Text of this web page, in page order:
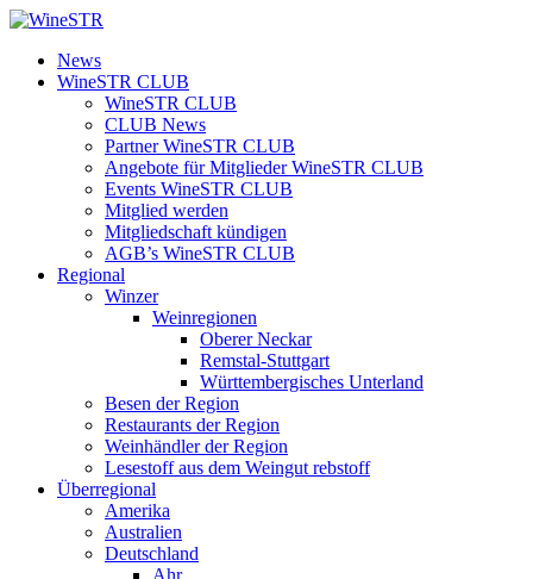
Zum
springen
WineSTR
News
WineSTR CLUB
WineSTR CLUB
CLUB News
Partner WineSTR CLUB
Angebote für Mitglieder WineSTR CLUB
Events WineSTR CLUB
Mitglied werden
Mitgliedschaft kündigen
AGB’s WineSTR CLUB
Regional
Winzer
Weinregionen
Oberer Neckar
Remstal-Stuttgart
Württembergisches Unterland
Besen der Region
Restaurants der Region
Weinhändler der Region
Lesestoff aus dem Weingut rebstoff
Überregional
Amerika
Australien
Deutschland
Ahr